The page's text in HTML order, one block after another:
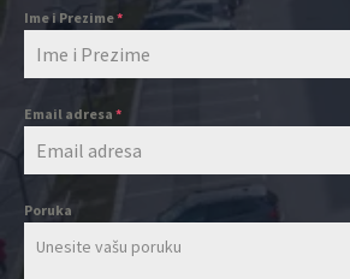
Ime i Prezime*
Email adresa *
Poruka